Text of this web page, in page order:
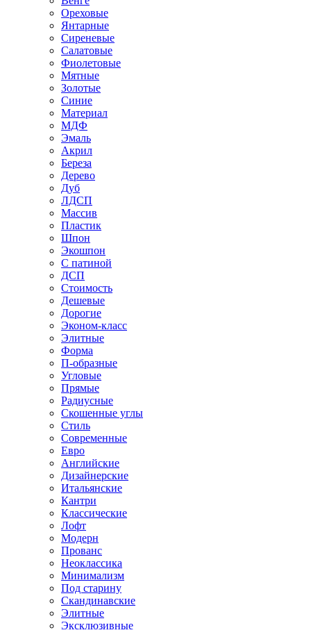
Ореховые
Янтарные
Сиреневые
Салатовые
Фиолетовые
Мятные
Золотые
Синие
Материал
МДФ
Эмаль
Акрил
Береза
Дерево
Дуб
ЛДСП
Массив
Пластик
Шпон
Экошпон
С патиной
ДСП
Стоимость
Дешевые
Дорогие
Эконом-класс
Элитные
Форма
П-образные
Угловые
Прямые
Радиусные
Скошенные углы
Стиль
Современные
Евро
Английские
Дизайнерские
Итальянские
Кантри
Классические
Лофт
Модерн
Прованс
Неоклассика
Минимализм
Под старину
Скандинавские
Элитные
Эксклюзивные